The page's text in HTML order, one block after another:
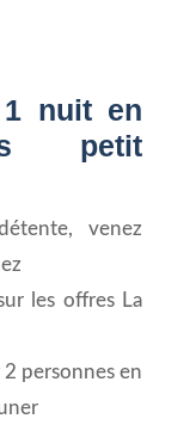
nuit en
petit
venez
les offres La
personnes en